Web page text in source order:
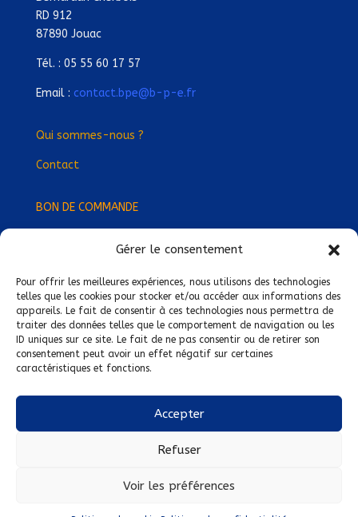
Gérer le consentement
Pour offrir les meilleures expériences, nous utilisons des technologies
telles que les cookies pour stocker et/ou accéder aux informations des
appareils. Le fait de consentir à ces technologies nous permettra de
traiter des données telles que le comportement de navigation ou les
ID uniques sur ce site. Le fait de ne pas consentir ou de retirer son
consentement peut avoir un effet négatif sur certaines
caractéristiques et fonctions.
Accepter
Refuser
Voir les préférences
RD 912
87890 Jouac
Tél. : 05 55 60 17 57
Email : contact.bpe@b-p-e.fr
Qui sommes-nous ?
Contact
BON DE COMMANDE
Devenez Délégué·e Régional·e !
Trouvez-nous près de chez vous !
Mentions légales
Conditions générales de vente
Politique de confidentialité